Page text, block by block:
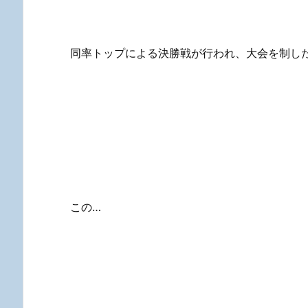
同率トップによる決勝戦が行われ、大会を制し
この…